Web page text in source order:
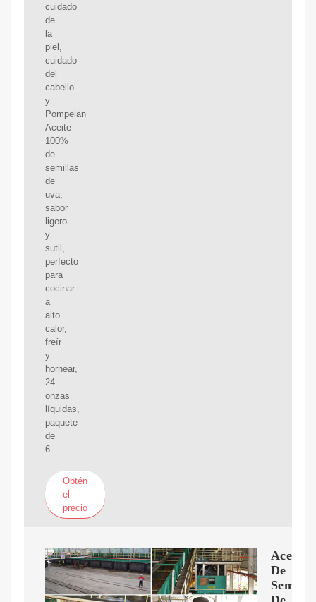
cuidado
de
la
piel,
cuidado
del
cabello
y
Pompeian
Aceite
100%
de
semillas
de
uva,
sabor
ligero
y
sutil,
perfecto
para
cocinar
a
alto
calor,
freír
y
hornear,
24
onzas
líquidas,
paquete
de
6
Obtén
el
precio
Aceite
De